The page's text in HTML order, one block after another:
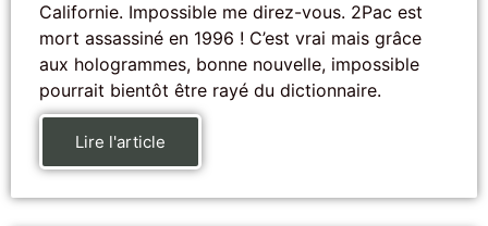
Californie. Impossible me direz-vous. 2Pac est
mort assassiné en 1996 ! C’est vrai mais grâce
aux hologrammes, bonne nouvelle, impossible
pourrait bientôt être rayé du dictionnaire.
Lire l'article